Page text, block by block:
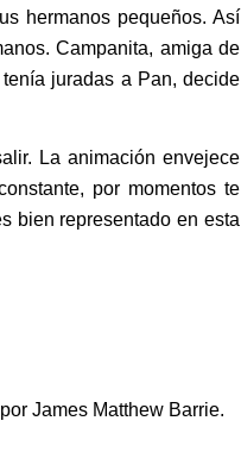
hermanos pequeños. Así
Campanita, amiga de
juradas a Pan, decide
La animación envejece
por momentos te
bien representado en esta
James Matthew Barrie.